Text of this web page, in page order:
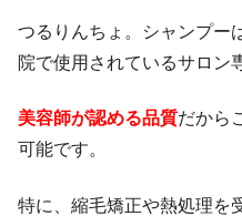
つるりんちょ。シャンプー
院で使用されているサロン
美容師が認める品質だから
可能です。
特に、縮毛矯正や熱処理を